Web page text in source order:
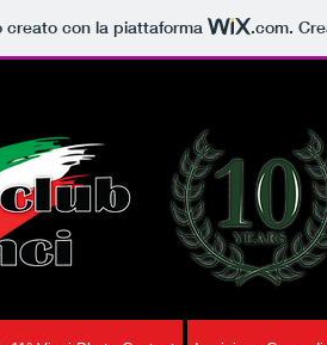
creato con la piattaforma .com.